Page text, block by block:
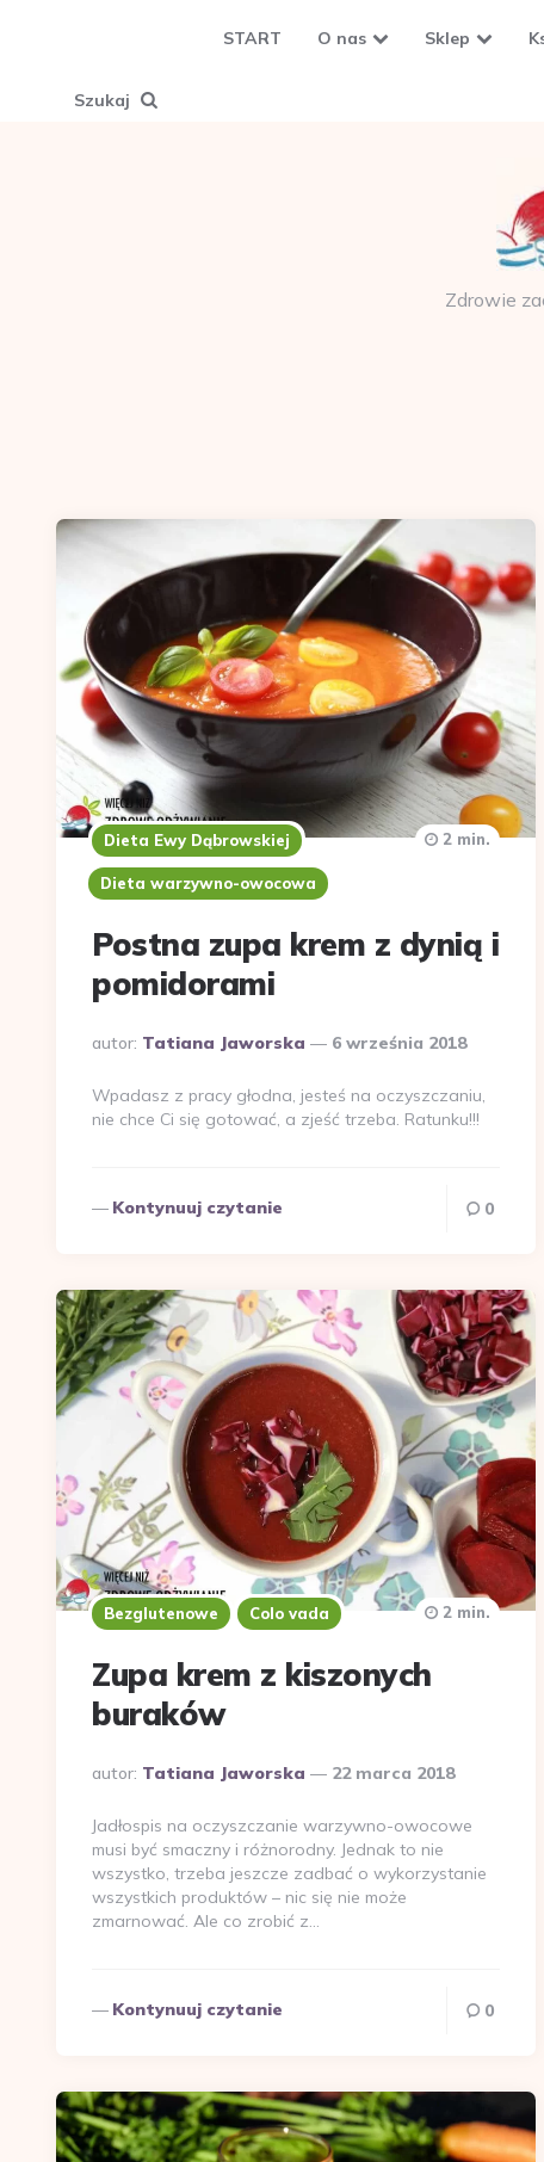
START O nas Sklep
Szukaj
Zdrowie
Dieta Ewy Dąbrowskiej
Dieta warzywno-owocowa
Postna zupa krem z dynią i
pomidorami
Dodane
autor: Tatiana Jaworska 6 września 2018
2 min.
Wpadasz z pracy głodna, jesteś na oczyszczaniu,
nie chce Ci się gotować, a zjeść trzeba. Ratunku!!!
Kontynuuj czytanie 0
Bezglutenowe Colo vada
Zupa krem z kiszonych
buraków
Dodane
autor: Tatiana Jaworska 22 marca 2018
2 min.
Jadłospis na oczyszczanie warzywno-owocowe
musi być smaczny i różnorodny. Jednak to nie
wszystko, trzeba jeszcze zadbać o wykorzystanie
wszystkich produktów – nic się nie może
zmarnować. Ale co zrobić z…
Kontynuuj czytanie 0